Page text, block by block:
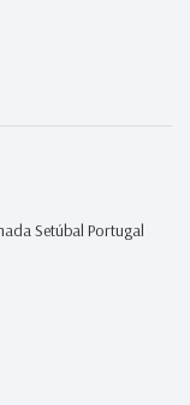
Setúbal Portugal